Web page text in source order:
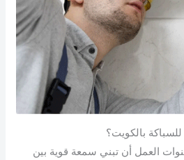
للسباكة بالكويت؟
العمل أن تبني سمعة قوية بين